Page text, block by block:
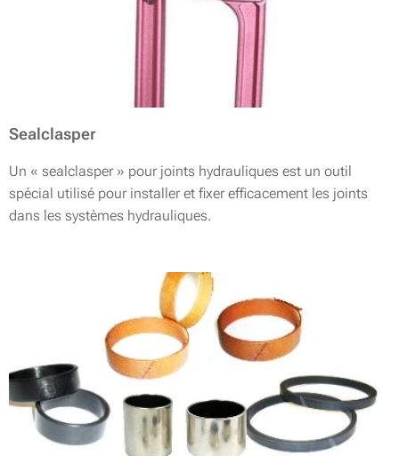
Sealclasper
Un « sealclasper » pour joints hydrauliques est un outil
spécial utilisé pour installer et fixer efficacement les joints
dans les systèmes hydrauliques.